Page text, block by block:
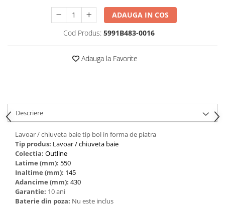
ADAUGA IN COS
Cod Produs: 5991B483-0016
Adauga la Favorite
Descriere
Lavoar / chiuveta baie tip bol in forma de piatra
Tip produs: ‎Lavoar / chiuveta baie
Colectia: Outline
Latime (mm): 550
Inaltime (mm): 145
Adancime (mm): 430
Garantie: 10 ani
Baterie din poza: Nu este inclus